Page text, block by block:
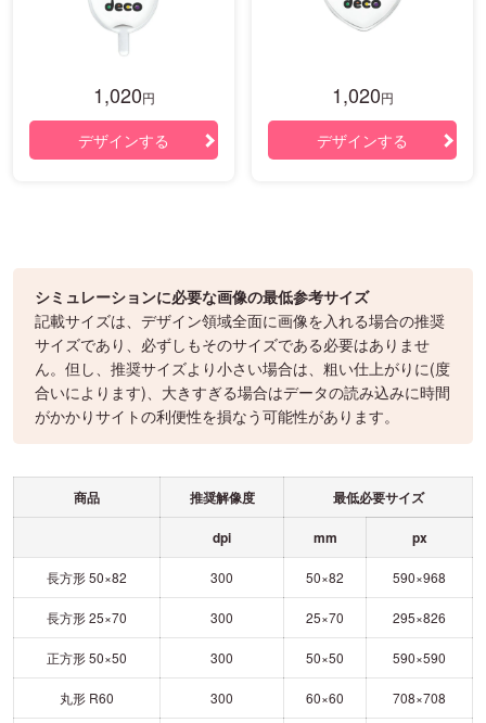
1,020円
デザインする
1,020円
デザインする
シミュレーションに必要な画像の最低参考サイズ
記載サイズは、デザイン領域全面に画像を入れる場合の推奨
サイズであり、必ずしもそのサイズである必要はありませ
ん。但し、推奨サイズより小さい場合は、粗い仕上がりに(度
合いによります)、大きすぎる場合はデータの読み込みに時間
がかかりサイトの利便性を損なう可能性があります。
商品 推奨解像度 最低必要サイズ
dpi mm px
長方形 50×82 300 50×82 590×968
長方形 25×70 300 25×70 295×826
正方形 50×50 300 50×50 590×590
丸形 R60 300 60×60 708×708